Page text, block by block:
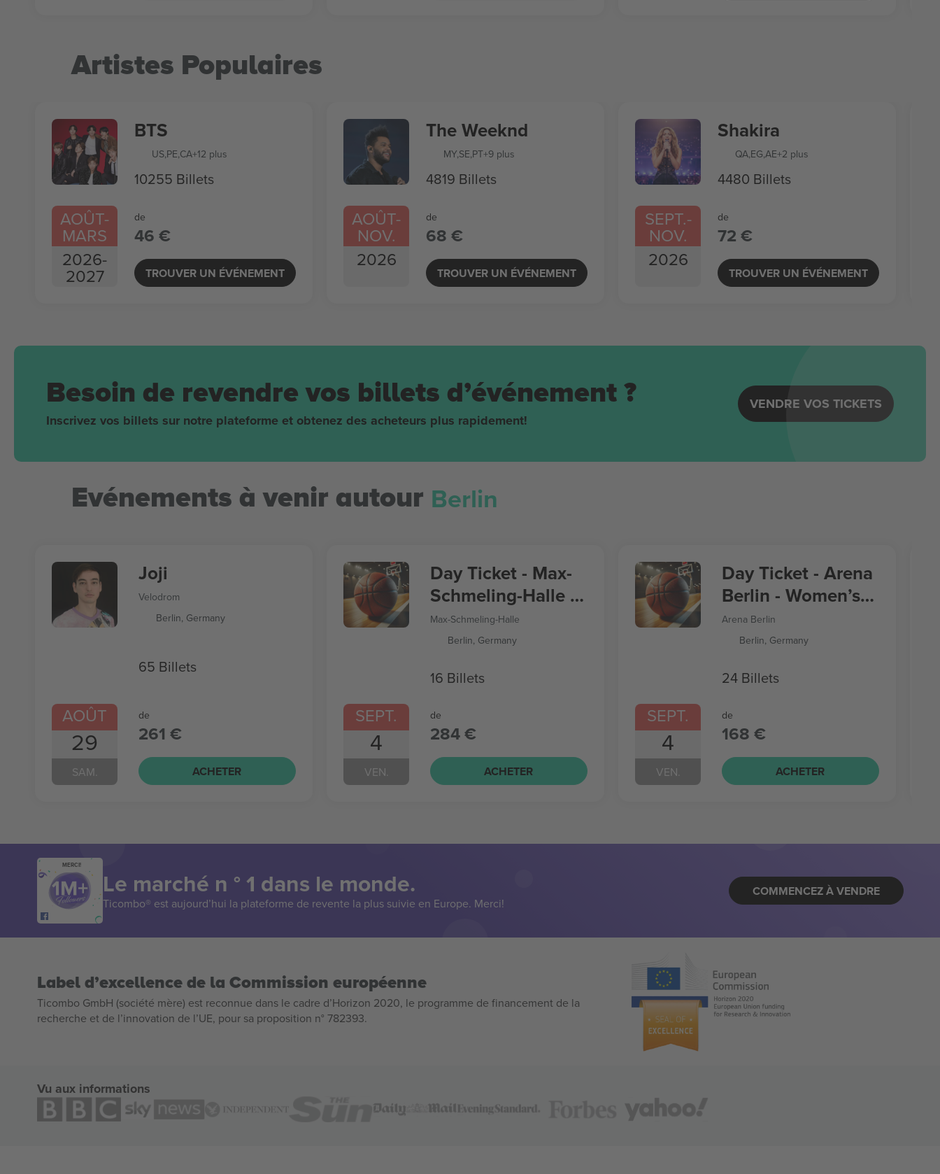
Artistes Populaires
AOÛT-
MARS
2026-
2027
BTS
US,PE,CA+12 plus
10255 Billets
de
46 €
TROUVER UN ÉVÉNEMENT
AOÛT-
NOV.
2026
The Weeknd
MY,SE,PT+9 plus
4819 Billets
de
68 €
TROUVER UN ÉVÉNEMENT
SEPT.-
NOV.
2026
Shakira
QA,EG,AE+2 plus
4480 Billets
de
72 €
TROUVER UN ÉVÉNEMENT
Besoin de revendre vos billets d’événement ?
Inscrivez vos billets sur notre plateforme et obtenez des acheteurs plus rapidement!
VENDRE VOS TICKETS
Evénements à venir autour Berlin
AOÛT
29
SAM.
Joji
Velodrom
Berlin, Germany
65 Billets
de
261 €
ACHETER
SEPT.
4
VEN.
Day Ticket - Max-
Schmeling-Halle -
Women’s
Basketball World
Max-Schmeling-Halle
Berlin, Germany
16 Billets
de
284 €
ACHETER
SEPT.
4
VEN.
Day Ticket - Arena
Berlin - Women’s
Basketball World
Cup
Arena Berlin
Berlin, Germany
24 Billets
de
168 €
ACHETER
MERCI!
Le marché n ° 1 dans le monde.
Ticombo® est aujourd’hui la plateforme de revente la plus suivie en Europe. Merci!
COMMENCEZ À VENDRE
Label d’excellence de la Commission européenne
Ticombo GmbH (société mère) est reconnue dans le cadre d’Horizon 2020, le programme de financement de la
recherche et de l’innovation de l’UE, pour sa proposition n° 782393.
Vu aux informations